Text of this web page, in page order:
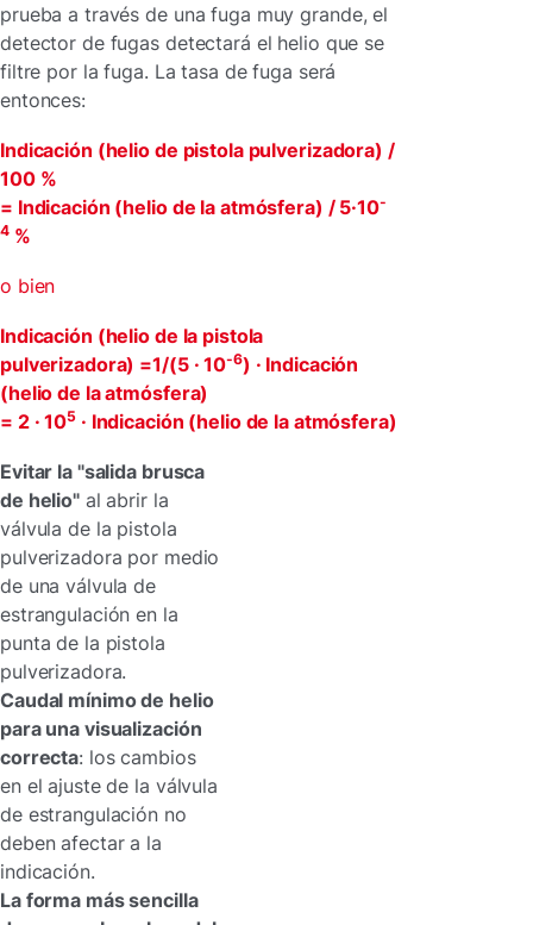
prueba a través de una fuga muy grande, el
detector de fugas detectará el helio que se
filtre por la fuga. La tasa de fuga será
entonces:
Indicación (helio de pistola pulverizadora) /
100 %
= Indicación (helio de la atmósfera) / 5·10-
4%
o bien
Indicación (helio de la pistola
pulverizadora) =1/(5 · 10-6) · Indicación
(helio de la atmósfera)
= 2 · 105· Indicación (helio de la atmósfera)
Evitar la "salida brusca
de helio"al abrir la
válvula de la pistola
pulverizadora por medio
de una válvula de
estrangulación en la
punta de la pistola
pulverizadora.
Caudal mínimo de helio
para una visualización
correcta: los cambios
en el ajuste de la válvula
de estrangulación no
deben afectar a la
indicación.
La forma más sencilla